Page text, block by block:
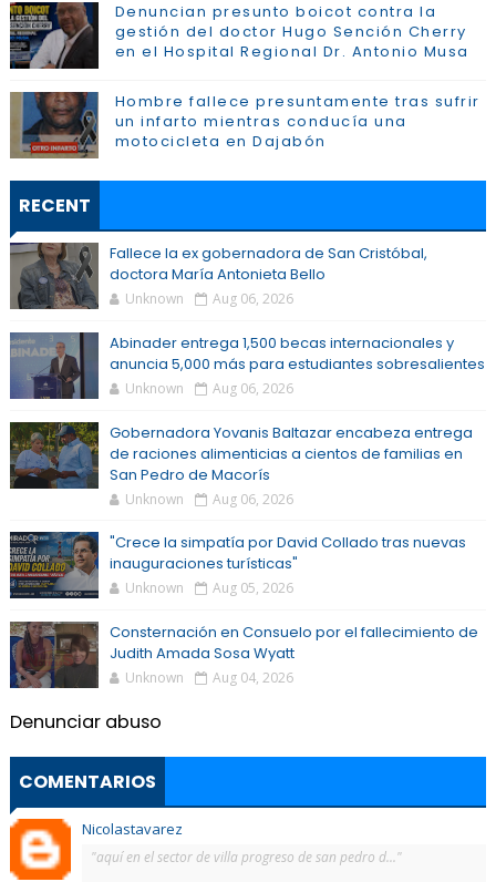
Denuncian presunto boicot contra la
gestión del doctor Hugo Sención Cherry
en el Hospital Regional Dr. Antonio Musa
Hombre fallece presuntamente tras sufrir
un infarto mientras conducía una
motocicleta en Dajabón
RECENT
Fallece la ex gobernadora de San Cristóbal,
doctora María Antonieta Bello
Unknown Aug 06, 2026
Abinader entrega 1,500 becas internacionales y
anuncia 5,000 más para estudiantes sobresalientes
Unknown Aug 06, 2026
Gobernadora Yovanis Baltazar encabeza entrega
de raciones alimenticias a cientos de familias en
San Pedro de Macorís
Unknown Aug 06, 2026
"Crece la simpatía por David Collado tras nuevas
inauguraciones turísticas"
Unknown Aug 05, 2026
Consternación en Consuelo por el fallecimiento de
Judith Amada Sosa Wyatt
Unknown Aug 04, 2026
Denunciar abuso
COMENTARIOS
Nicolastavarez
"aquí en el sector de villa progreso de san pedro d..."